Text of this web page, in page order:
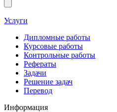
Услуги
Дипломные работы
Курсовые работы
Контрольные работы
Рефераты
Задачи
Решение задач
Перевод
Информация